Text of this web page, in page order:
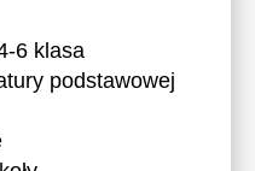
6 klasa
podstawowej